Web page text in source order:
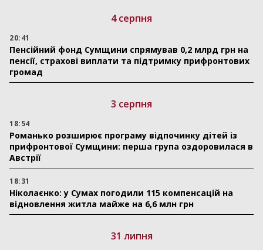
4 серпня
20:41
Пенсійний фонд Сумщини спрямував 0,2 млрд грн на
пенсії, страхові виплати та підтримку прифронтових
громад
3 серпня
18:54
Романько розширює програму відпочинку дітей із
прифронтової Сумщини: перша група оздоровилася в
Австрії
18:31
Ніколаєнко: у Сумах погодили 115 компенсацій на
відновлення житла майже на 6,6 млн грн
31 липня